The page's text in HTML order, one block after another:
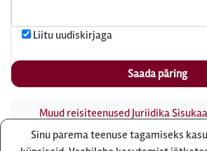
Liitu uudiskirjaga
Muud reisiteenusedJuriidika
uudisvoogFirmastÄrikliendileOtsi
Sinu parema teenuse tagamiseks